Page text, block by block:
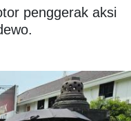
penggerak aksi